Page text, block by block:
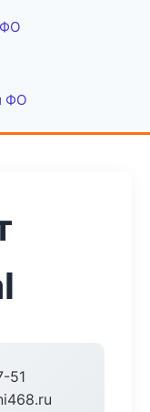
ФО
ФО
51